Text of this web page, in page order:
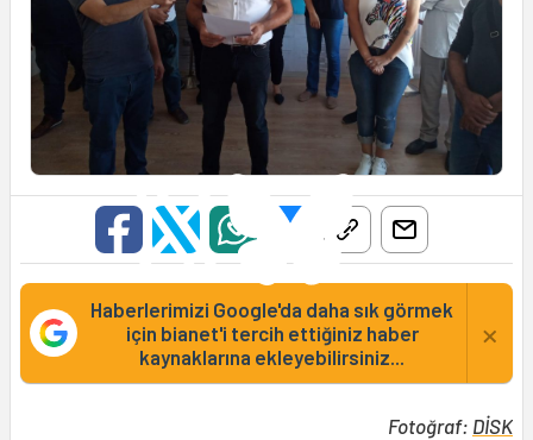
Haberlerimizi Google'da daha sık görmek
için bianet'i tercih ettiğiniz haber
kaynaklarına ekleyebilirsiniz...
×
Fotoğraf: DİSK